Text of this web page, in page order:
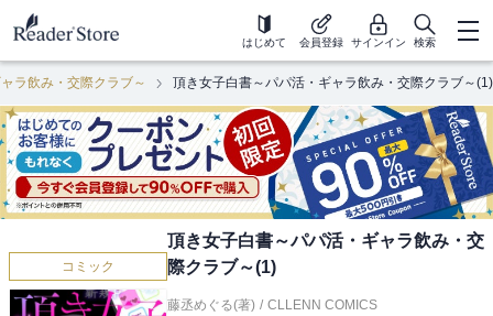
はじめて 会員登録 サインイン 検索
ラ飲み・交際クラブ～ 頂き女子白書～パパ活・ギャラ飲み・交際クラブ～(1)
コミック
頂き女子白書～パパ活・ギャラ飲み・交
際クラブ～(1)
藤丞めぐる(著) / CLLENN COMICS